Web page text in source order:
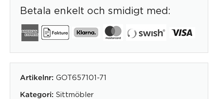
Betala enkelt och smidigt med:
Artikelnr: GOT657101-71
Kategori: Sittmöbler